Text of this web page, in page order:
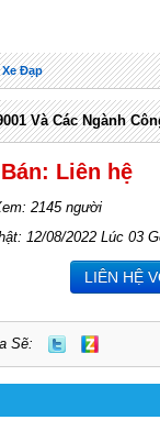
Đạp
Và Các Ngành
Liên hệ
2145 người
12/08/2022 Lúc 03
LIÊN HỆ
Sẽ: